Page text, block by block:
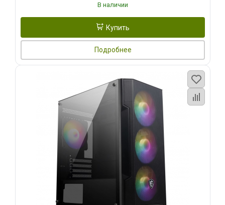
В наличии
Купить
Подробнее